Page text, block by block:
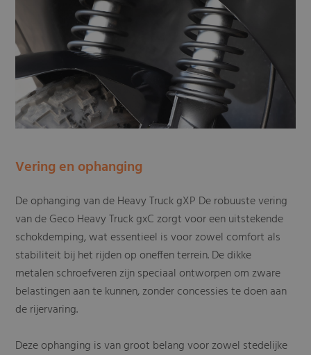
Vering en ophanging
De ophanging van de Heavy Truck gXP De robuuste vering
van de Geco Heavy Truck gxC zorgt voor een uitstekende
schokdemping, wat essentieel is voor zowel comfort als
stabiliteit bij het rijden op oneffen terrein. De dikke
metalen schroefveren zijn speciaal ontworpen om zware
belastingen aan te kunnen, zonder concessies te doen aan
de rijervaring.
Deze ophanging is van groot belang voor zowel stedelijke